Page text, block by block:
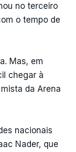
no terceiro
o tempo de
Mas, em
chegar à
da Arena
nacionais
Nader, que